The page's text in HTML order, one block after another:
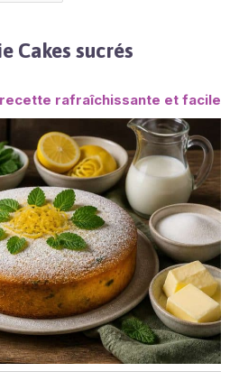
Cakes sucrés
rafraîchissante et facile